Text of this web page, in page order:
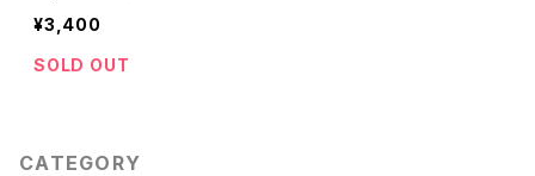
ーン
¥3,400
SOLD OUT
CATEGORY